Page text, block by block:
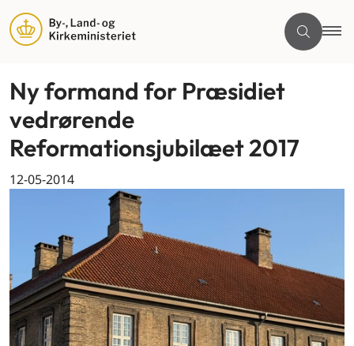
Ny formand for Præsidiet
vedrørende
Reformationsjubilæet 2017
12-05-2014